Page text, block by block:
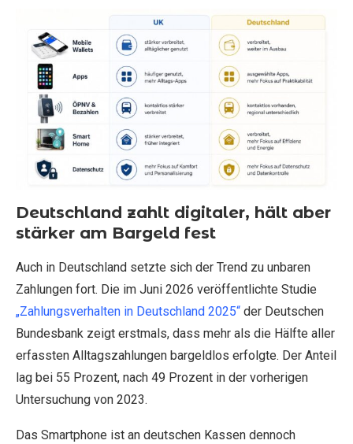
Deutschland zahlt digitaler, hält aber
stärker am Bargeld fest
Auch in Deutschland setzte sich der Trend zu unbaren
Zahlungen fort. Die im Juni 2026 veröffentlichte Studie
„Zahlungsverhalten in Deutschland 2025“ der Deutschen
Bundesbank zeigt erstmals, dass mehr als die Hälfte aller
erfassten Alltagszahlungen bargeldlos erfolgte. Der Anteil
lag bei 55 Prozent, nach 49 Prozent in der vorherigen
Untersuchung von 2023.
Das Smartphone ist an deutschen Kassen dennoch